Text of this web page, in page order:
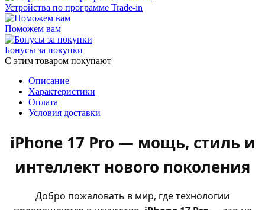
Устройства по программе Trade-in
Поможем вам
Бонусы за покупки
С этим товаром покупают
Описание
Характеристики
Оплата
Условия доставки
iPhone 17 Pro — мощь, стиль и
интеллект нового поколения
Добро пожаловать в мир, где технологии